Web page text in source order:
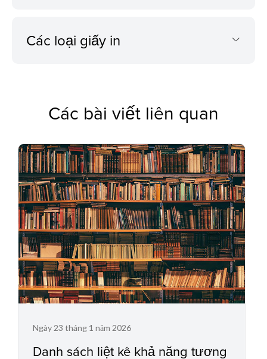
Các loại giấy in
Các bài viết liên quan
Ngày 23 tháng 1 năm 2026
Danh sách liệt kê khả năng tương